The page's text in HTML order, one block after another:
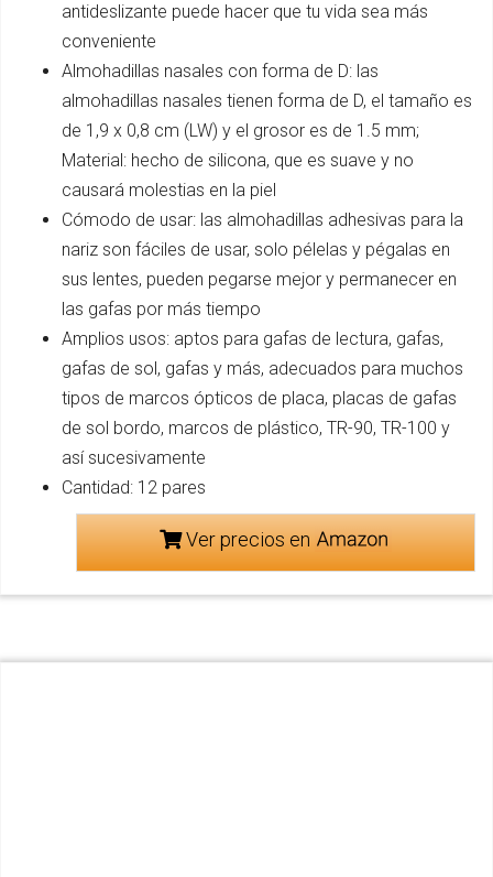
antideslizante puede hacer que tu vida sea más
conveniente
Almohadillas nasales con forma de D: las
almohadillas nasales tienen forma de D, el tamaño es
de 1,9 x 0,8 cm (LW) y el grosor es de 1.5 mm;
Material: hecho de silicona, que es suave y no
causará molestias en la piel
Cómodo de usar: las almohadillas adhesivas para la
nariz son fáciles de usar, solo pélelas y pégalas en
sus lentes, pueden pegarse mejor y permanecer en
las gafas por más tiempo
Amplios usos: aptos para gafas de lectura, gafas,
gafas de sol, gafas y más, adecuados para muchos
tipos de marcos ópticos de placa, placas de gafas
de sol bordo, marcos de plástico, TR-90, TR-100 y
así sucesivamente
Cantidad: 12 pares
Ver precios en